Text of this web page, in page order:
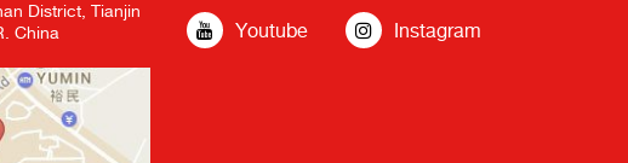
District, Tianjin
China
Youtube Instagram